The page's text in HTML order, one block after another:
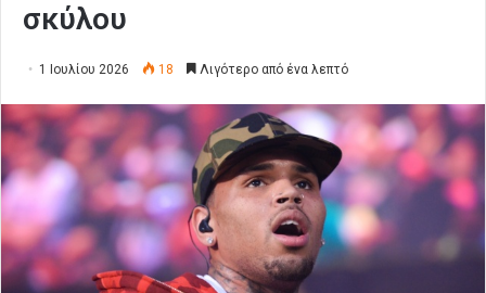
σκύλου
1 Ιουλίου 2026 18 Λιγότερο από ένα λεπτό